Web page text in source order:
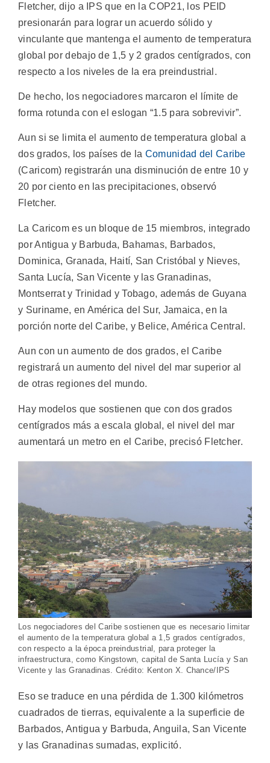
Fletcher, dijo a IPS que en la COP21, los PEID
presionarán para lograr un acuerdo sólido y
vinculante que mantenga el aumento de temperatura
global por debajo de 1,5 y 2 grados centígrados, con
respecto a los niveles de la era preindustrial.
De hecho, los negociadores marcaron el límite de
forma rotunda con el eslogan “1.5 para sobrevivir”.
Aun si se limita el aumento de temperatura global a
dos grados, los países de la Comunidad del Caribe
(Caricom) registrarán una disminución de entre 10 y
20 por ciento en las precipitaciones, observó
Fletcher.
La Caricom es un bloque de 15 miembros, integrado
por Antigua y Barbuda, Bahamas, Barbados,
Dominica, Granada, Haití, San Cristóbal y Nieves,
Santa Lucía, San Vicente y las Granadinas,
Montserrat y Trinidad y Tobago, además de Guyana
y Suriname, en América del Sur, Jamaica, en la
porción norte del Caribe, y Belice, América Central.
Aun con un aumento de dos grados, el Caribe
registrará un aumento del nivel del mar superior al
de otras regiones del mundo.
Hay modelos que sostienen que con dos grados
centígrados más a escala global, el nivel del mar
aumentará un metro en el Caribe, precisó Fletcher.
Los negociadores del Caribe sostienen que es necesario limitar
el aumento de la temperatura global a 1,5 grados centígrados,
con respecto a la época preindustrial, para proteger la
infraestructura, como Kingstown, capital de Santa Lucía y San
Vicente y las Granadinas. Crédito: Kenton X. Chance/IPS
Eso se traduce en una pérdida de 1.300 kilómetros
cuadrados de tierras, equivalente a la superficie de
Barbados, Antigua y Barbuda, Anguila, San Vicente
y las Granadinas sumadas, explicitó.